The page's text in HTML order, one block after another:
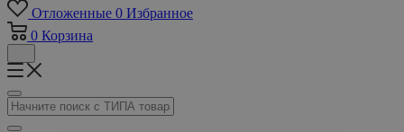
Отложенные 0 Избранное
0 Корзина